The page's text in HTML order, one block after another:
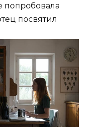
попробовала
посвятил